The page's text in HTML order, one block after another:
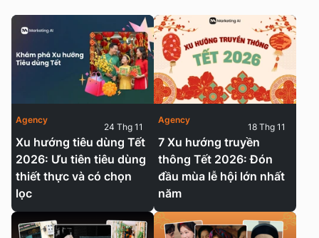
Xu hướng tiêu dùng Tết
2026: Ưu tiên tiêu dùng
thiết thực và có chọn
lọc
Agency
24 Thg 11
7 Xu hướng truyền
thông Tết 2026: Đón
đầu mùa lễ hội lớn nhất
năm
Agency
18 Thg 11